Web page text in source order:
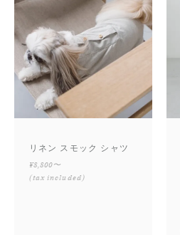
リネン スモック シャツ
¥8,800〜
(tax included)